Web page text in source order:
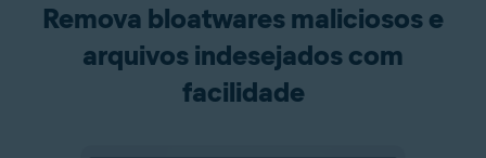
Remova bloatwares maliciosos e
arquivos indesejados com
facilidade